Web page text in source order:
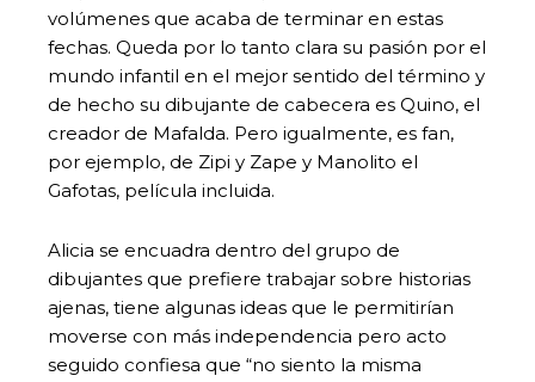
volúmenes que acaba de terminar en estas
fechas. Queda por lo tanto clara su pasión por el
mundo infantil en el mejor sentido del término y
de hecho su dibujante de cabecera es Quino, el
creador de Mafalda. Pero igualmente, es fan,
por ejemplo, de Zipi y Zape y Manolito el
Gafotas, película incluida.
Alicia se encuadra dentro del grupo de
dibujantes que prefiere trabajar sobre historias
ajenas, tiene algunas ideas que le permitirían
moverse con más independencia pero acto
seguido confiesa que “no siento la misma